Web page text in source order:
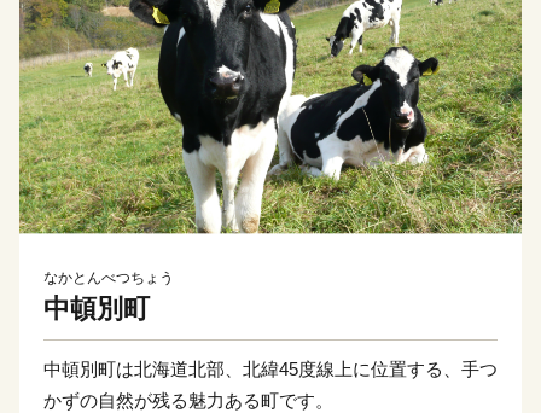
なかとんべつちょう
中頓別町
中頓別町は北海道北部、北緯45度線上に位置する、手つ
かずの自然が残る魅力ある町です。